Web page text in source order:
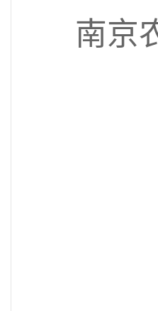
南京